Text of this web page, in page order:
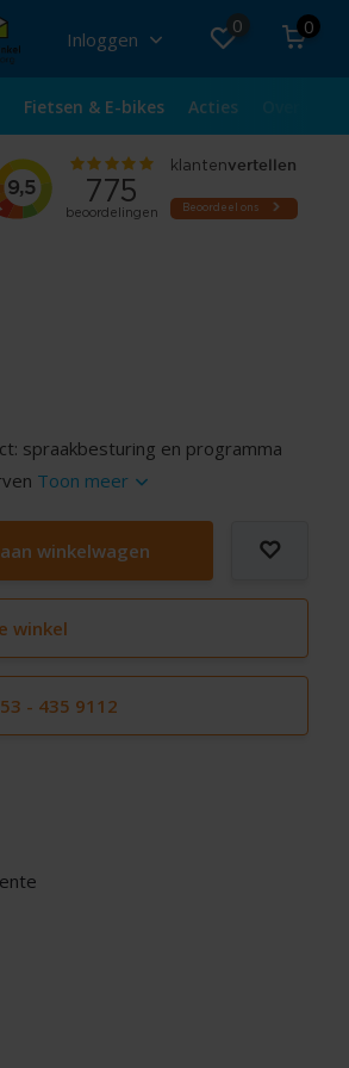
Inloggen
0 0
Fietsen & E-bikes Acties
spraakbesturing en programma
Toon meer
winkelwagen
winkel
- 435 9112